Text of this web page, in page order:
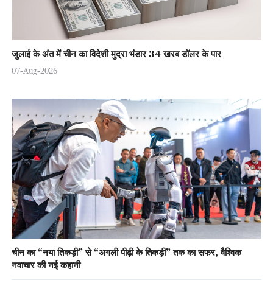
जुलाई के अंत में चीन का विदेशी मुद्रा भंडार 34 खरब डॉलर के पार
07-Aug-2026
चीन का “नया तिकड़ी” से “अगली पीढ़ी के तिकड़ी” तक का सफर, वैश्विक
नवाचार की नई कहानी